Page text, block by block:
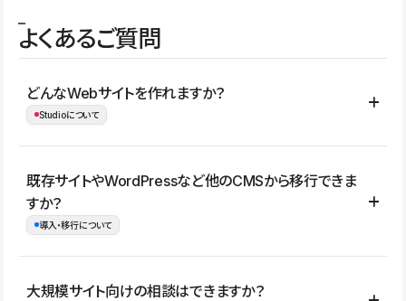
よくあるご質問
どんなWebサイトを作れますか？
Studioについて
コーポレートサイト、サービスサイト、LP、採用サイト、ブロ
グ・メディア、イベントサイト、店舗・商品紹介サイト、ポートフ
ォリオなど幅広く制作できます。
既存サイトやWordPressなど他のCMSから移行できま
すか？
導入・移行について
はい。既存サイトの構成やコンテンツ、URLを整理したうえで、
大規模サイト向けの相談はできますか？